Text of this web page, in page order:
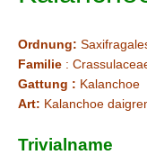
Ordnung:
Familie :
Gattung : Kalanchoe
Art: Kalanchoe
Trivialname